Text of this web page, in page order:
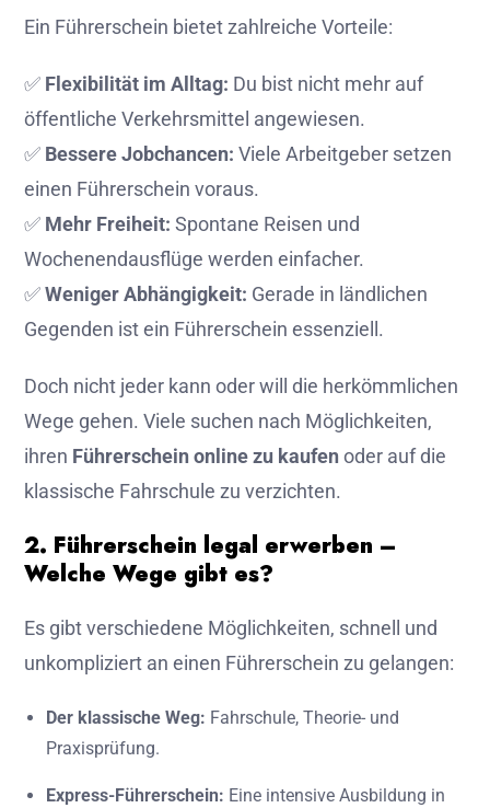
Ein Führerschein bietet zahlreiche Vorteile:
✅ Flexibilität im Alltag: Du bist nicht mehr auf
öffentliche Verkehrsmittel angewiesen.
✅ Bessere Jobchancen: Viele Arbeitgeber setzen
einen Führerschein voraus.
✅ Mehr Freiheit: Spontane Reisen und
Wochenendausflüge werden einfacher.
✅Weniger Abhängigkeit: Gerade in ländlichen
Gegenden ist ein Führerschein essenziell.
Doch nicht jeder kann oder will die herkömmlichen
Wege gehen. Viele suchen nach Möglichkeiten,
ihren Führerschein online zu kaufen oder auf die
klassische Fahrschule zu verzichten.
2. Führerschein legal erwerben –
Welche Wege gibt es?
Es gibt verschiedene Möglichkeiten, schnell und
unkompliziert an einen Führerschein zu gelangen:
Der klassische Weg: Fahrschule, Theorie- und
Praxisprüfung.
Express-Führerschein: Eine intensive Ausbildung in